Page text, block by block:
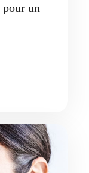
pour un